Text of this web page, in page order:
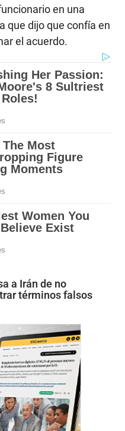
en una
que dijo que confía en
el acuerdo.
a Irán de no
términos falsos